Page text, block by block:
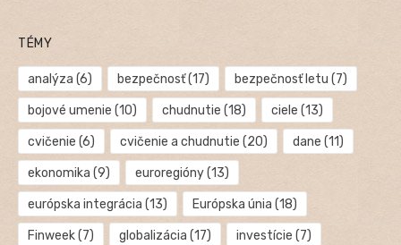
TÉMY
analýza (6) bezpečnosť(17) bezpečnosť letu (7)
bojové umenie (10) chudnutie (18) ciele (13)
cvičenie (6) cvičenie a chudnutie (20) dane (11)
ekonomika (9) euroregióny(13)
európska integrácia (13) Európska únia (18)
Finweek(7) globalizácia (17) investície (7)